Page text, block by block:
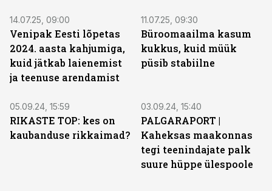
14.07.25, 09:00
Venipak Eesti lõpetas
2024. aasta kahjumiga,
kuid jätkab laienemist
ja teenuse arendamist
11.07.25, 09:30
Büroomaailma kasum
kukkus, kuid müük
püsib stabiilne
05.09.24, 15:59
RIKASTE TOP: kes on
kaubanduse rikkaimad?
03.09.24, 15:40
PALGARAPORT |
Kaheksas maakonnas
tegi teenindajate palk
suure hüppe ülespoole